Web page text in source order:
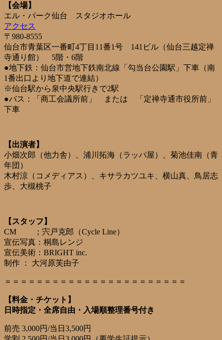
【会場】
エル・パーク仙台 スタジオホール
アクセス
〒980-8555
仙台市青葉区一番町4丁目11番1号 141ビル（仙台三越定禅
寺通り館） 5階・6階
●地下鉄：仙台市営地下鉄南北線「勾当台公園駅」下車（南
1番出口より地下道で連結）
※仙台駅から泉中央駅行きで2駅
●バス：「商工会議所前」 または 「定禅寺通市役所前」
下車
【出演者】
小畑次郎（他力舎）、浦川拓海（ラッパ屋）、菊池佳南（青
年団）
木村涼（コメディアス）、キサラカツユキ、横山真、鳥居志
歩、大槻桃子
【スタッフ】
CM ；宍戸克郎（Cycle Line）
宣伝写真：桐島レンジ
宣伝美術：BRIGHT inc.
制作 ： 大河原芙由子
＝＝＝＝＝＝＝＝＝＝＝＝＝＝＝＝＝＝＝＝＝＝＝
【料金・チケット】
日時指定・全席自由・入場順整理番号付き
前売 3,000円/当日3,500円